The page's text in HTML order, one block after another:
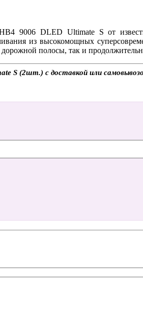
9006 DLED Ultimate S от
из высокомощных
полосы, так и
S (2шт.) с доставкой или